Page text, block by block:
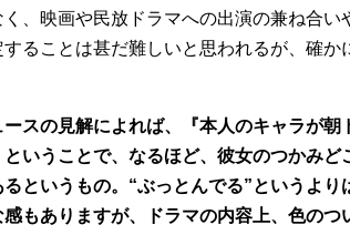
、映画や民放ドラマへの出演の兼ね合い
することは甚だ難しいと思われるが、確か
ースの見解によれば、『本人のキャラが
いうことで、なるほど、彼女のつかみ
というもの。“ぶっとんでる”というより
もありますが、ドラマの内容上、色のつ